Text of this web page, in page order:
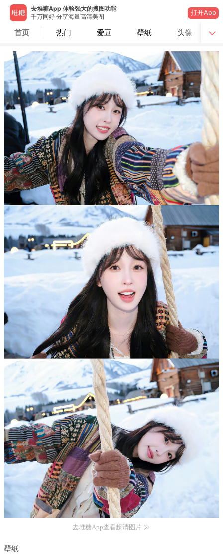
去堆糖App 体验强大的搜图功能
千万同好 分享海量高清美图
打开App
首页 热门 爱豆 壁纸 头像
去堆糖App查看超清图片
壁纸